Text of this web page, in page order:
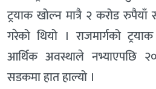
ट्रयाक खोल्न मात्रै २ करोड
गरेको थियो । राजमार्गको
आर्थिक अवस्थाले नभ्याएपछि
सडकमा हात हाल्यो ।